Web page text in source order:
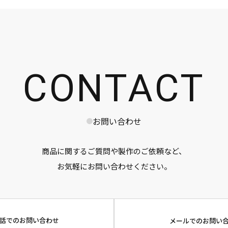
CONTACT
お問い合わせ
商品に関するご質問や製作のご依頼など、
お気軽にお問い合わせください。
でのお問い合わせ メールでのお問い